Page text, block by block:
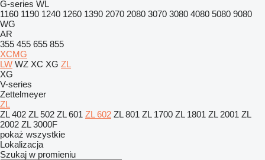
G-series WL
1160 1190 1240 1260 1390 2070 2080 3070 3080 4080 5080 9080
WG
AR
355 455 655 855
XCMG
LW WZ XC XG ZL
XG
V-series
Zettelmeyer
ZL
ZL 402 ZL 502 ZL 601 ZL 602 ZL 801 ZL 1700 ZL 1801 ZL 2001 ZL
2002 ZL 3000F
pokaż wszystkie
Lokalizacja
Szukaj w promieniu